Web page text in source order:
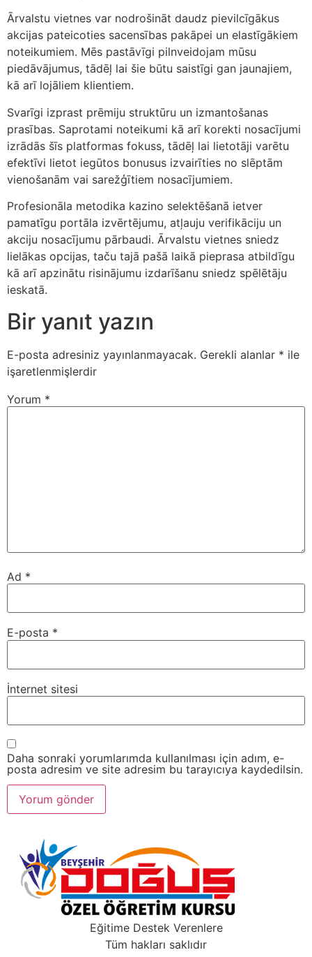
Ārvalstu vietnes var nodrošināt daudz pievilcīgākus
akcijas pateicoties sacensības pakāpei un elastīgākiem
noteikumiem. Mēs pastāvīgi pilnveidojam mūsu
piedāvājumus, tādēļ lai šie būtu saistīgi gan jaunajiem,
kā arī lojāliem klientiem.
Svarīgi izprast prēmiju struktūru un izmantošanas
prasības. Saprotami noteikumi kā arī korekti nosacījumi
izrādās šīs platformas fokuss, tādēļ lai lietotāji varētu
efektīvi lietot iegūtos bonusus izvairīties no slēptām
vienošanām vai sarežģītiem nosacījumiem.
Profesionāla metodika kazino selektēšanā ietver
pamatīgu portāla izvērtējumu, atļauju verifikāciju un
akciju nosacījumu pārbaudi. Ārvalstu vietnes sniedz
lielākas opcijas, taču tajā pašā laikā pieprasa atbildīgu
kā arī apzinātu risinājumu izdarīšanu sniedz spēlētāju
ieskatā.
Bir yanıt yazın
E-posta adresiniz yayınlanmayacak. Gerekli alanlar * ile
işaretlenmişlerdir
Yorum *
Ad *
E-posta *
İnternet sitesi
Daha sonraki yorumlarımda kullanılması için adım, e-
posta adresim ve site adresim bu tarayıcıya kaydedilsin.
Eğitime Destek Verenlere
Tüm hakları saklıdır